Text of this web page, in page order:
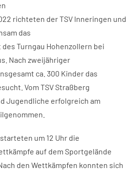
richteten der TSV Inneringen und
das
Turngau Hohenzollern bei
Nach zweijähriger
ca. 300 Kinder das
Vom TSV Straßberg
Jugendliche erfolgreich am
um 12 Uhr die
auf dem Sportgelände
den Wettkämpfen konnten sich